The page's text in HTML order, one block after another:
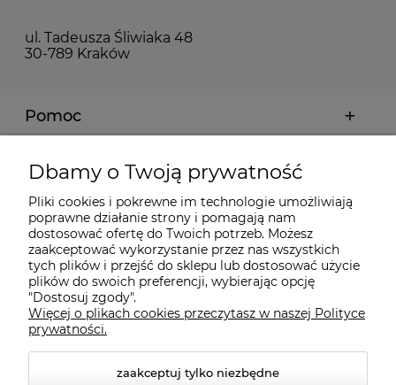
ul. Tadeusza Śliwiaka 48
30-789 Kraków
Pomoc
Moje konto
Płatności i dostawa
Informacje
O nas
Dbamy o Twoją prywatność
Pliki cookies i pokrewne im technologie umożliwiają
poprawne działanie strony i pomagają nam
dostosować ofertę do Twoich potrzeb. Możesz
zaakceptować wykorzystanie przez nas wszystkich
tych plików i przejść do sklepu lub dostosować użycie
plików do swoich preferencji, wybierając opcję
"Dostosuj zgody".
Więcej o plikach cookies przeczytasz w naszej Polityce
prywatności.
zaakceptuj tylko niezbędne